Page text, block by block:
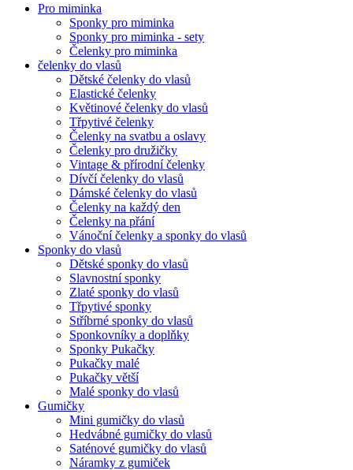
Pro miminka
Sponky pro miminka
Sponky pro miminka - sety
Čelenky pro miminka
čelenky do vlasů
Dětské čelenky do vlasů
Elastické čelenky
Květinové čelenky do vlasů
Třpytivé čelenky
Čelenky na svatbu a oslavy
Čelenky pro družičky
Vintage & přírodní čelenky
Dívčí čelenky do vlasů
Dámské čelenky do vlasů
Čelenky na každý den
Čelenky na přání
Vánoční čelenky a sponky do vlasů
Sponky do vlasů
Dětské sponky do vlasů
Slavnostní sponky
Zlaté sponky do vlasů
Třpytivé sponky
Stříbrné sponky do vlasů
Sponkovníky a doplňky
Sponky Pukačky
Pukačky malé
Pukačky větší
Malé sponky do vlasů
Gumičky
Mini gumičky do vlasů
Hedvábné gumičky do vlasů
Saténové gumičky do vlasů
Náramky z gumiček